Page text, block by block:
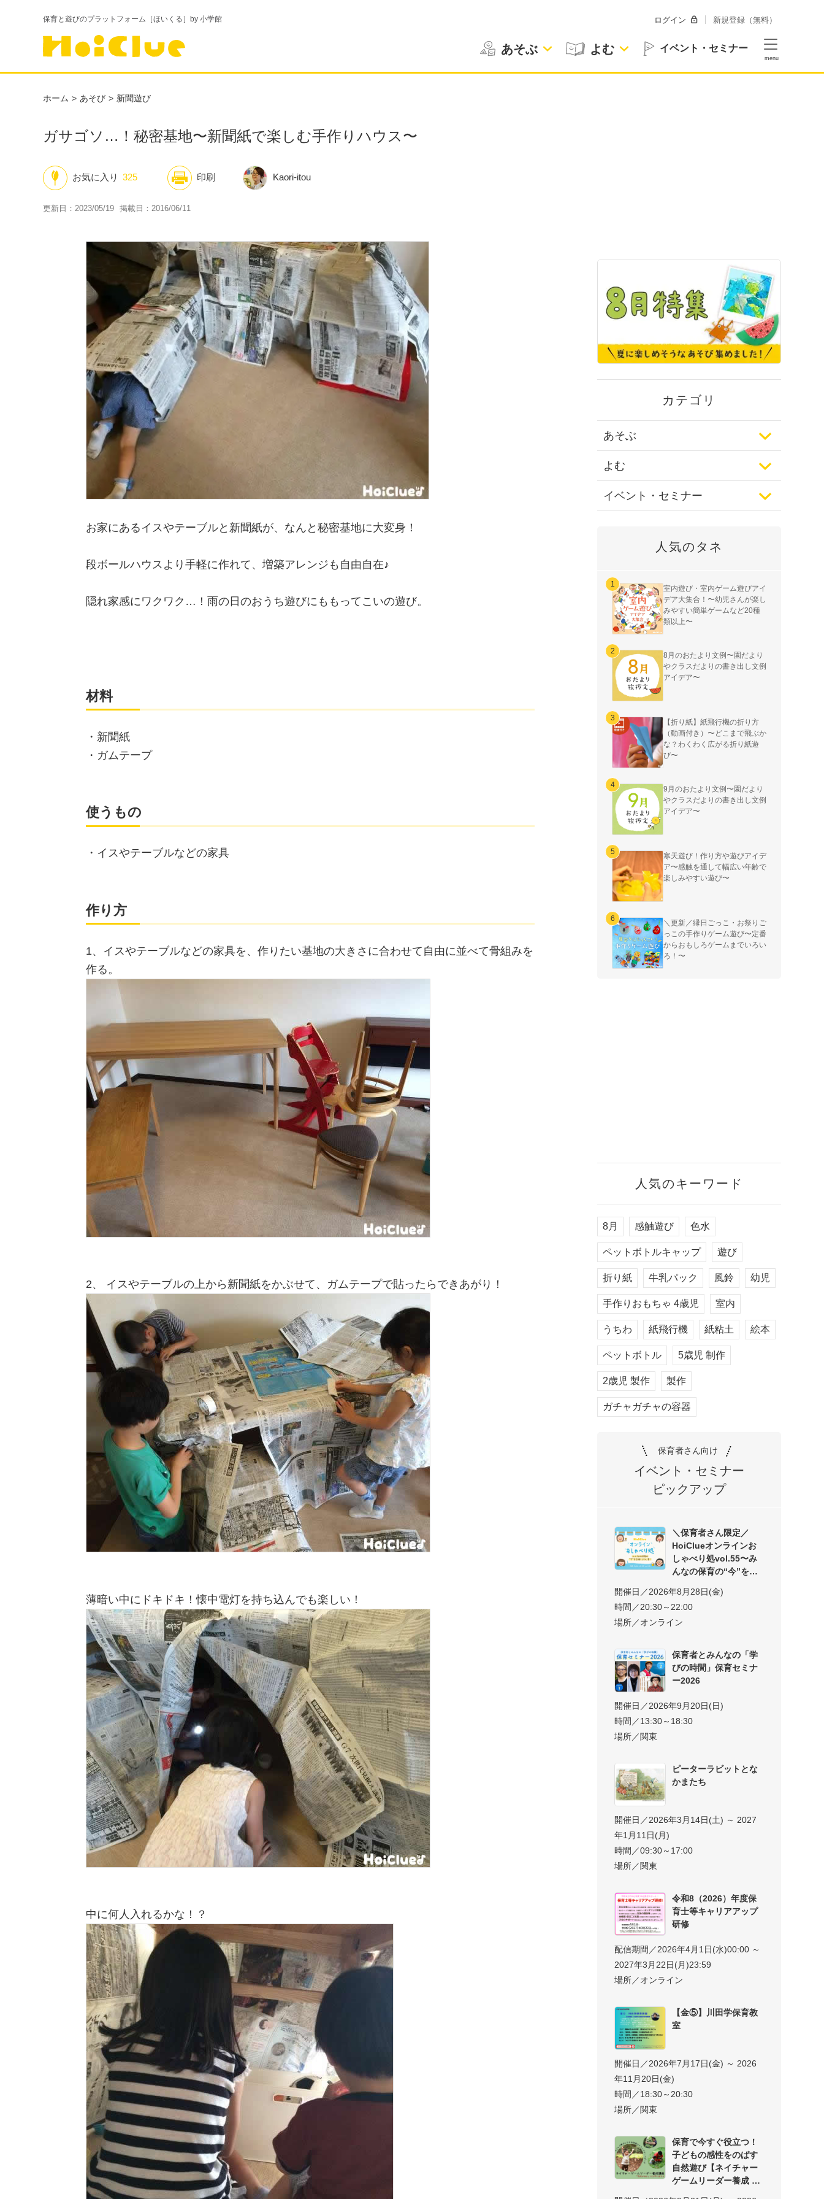
保育と遊びのプラットフォーム［ほいくる］by 小学館
あそぶ よむ イベント・セミナー
ログイン 新規登録（無料）
ホーム あそび 新聞遊び
ガサゴソ…！秘密基地〜新聞紙で楽しむ手作りハウス〜
Kaori-itou
お気に入り 325 印刷
更新日：2023/05/19 掲載日：2016/06/11
お家にあるイスやテーブルと新聞紙が、なんと秘密基地に大変身！
段ボールハウスより手軽に作れて、増築アレンジも自由自在♪
隠れ家感にワクワク…！雨の日のおうち遊びにももってこいの遊び。
材料
・新聞紙
・ガムテープ
使うもの
・イスやテーブルなどの家具
作り方
1、イスやテーブルなどの家具を、作りたい基地の大きさに合わせて自由に並べて骨組みを
作る。
2、 イスやテーブルの上から新聞紙をかぶせて、ガムテープで貼ったらできあがり！
薄暗い中にドキドキ！懐中電灯を持ち込んでも楽しい！
中に何人入れるかな！？
カテゴリ
あそぶ
よむ
イベント・セミナー
人気のタネ
室内遊び・室内ゲーム遊びアイ
デア大集合！〜幼児さんが楽し
みやすい簡単ゲームなど20種
類以上〜
8月のおたより文例〜園だより
やクラスだよりの書き出し文例
アイデア〜
【折り紙】紙飛行機の折り方
（動画付き）〜どこまで飛ぶか
な？わくわく広がる折り紙遊
び〜
9月のおたより文例〜園だより
やクラスだよりの書き出し文例
アイデア〜
寒天遊び！作り方や遊びアイデ
ア〜感触を通して幅広い年齢で
楽しみやすい遊び〜
＼更新／縁日ごっこ・お祭りご
っこの手作りゲーム遊び〜定番
からおもしろゲームまでいろい
ろ！〜
人気のキーワード
8月 感触遊び 色水
ペットボトルキャップ 遊び
折り紙 牛乳パック 風鈴 幼児
手作りおもちゃ 4歳児 室内
うちわ 紙飛行機 紙粘土 絵本
ペットボトル 5歳児 制作
2歳児 製作 製作
ガチャガチャの容器
保育者さん向け
イベント・セミナー
ピックアップ
＼保育者さん限定／
HoiClueオンラインお
しゃべり処vol.55〜み
んなの保育の“今”を交
開催日／2026年8月28日(金)
時間／20:30～22:00
場所／オンライン
保育者とみんなの「学
びの時間」保育セミナ
ー2026
開催日／2026年9月20日(日)
時間／13:30～18:30
場所／関東
ピーターラビットとな
かまたち
開催日／2026年3月14日(土) ～ 2027
年1月11日(月)
時間／09:30～17:00
場所／関東
令和8（2026）年度保
育士等キャリアアップ
研修
配信期間／2026年4月1日(水)00:00 ～
2027年3月22日(月)23:59
場所／オンライン
【金⑤】川田学保育教
室
開催日／2026年7月17日(金) ～ 2026
年11月20日(金)
時間／18:30～20:30
場所／関東
保育で今すぐ役立つ！
子どもの感性をのばす
自然遊び【ネイチャー
ゲームリーダー養成